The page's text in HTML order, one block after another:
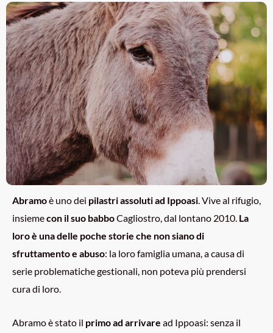
Abramoè uno dei pilastri assoluti ad Ippoasi. Vive al rifugio,
insiemecon il suo babboCagliostro, dal lontano 2010. La
loro è una delle poche storie che non siano di
sfruttamento e abuso: la loro famiglia umana, a causa di
serie problematiche gestionali, non poteva più prendersi
cura di loro.
Abramo è stato il primo ad arrivare ad Ippoasi: senza il